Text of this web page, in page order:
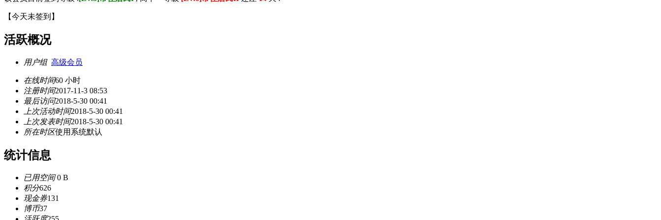
【今天未签到 】
活跃概况
用户组 高级会员
在线时间60 小时
注册时间2017-11-3 08:53
最后访问2018-5-30 00:41
上次活动时间2018-5-30 00:41
上次发表时间2018-5-30 00:41
所在时区使用系统默认
统计信息
已用空间0 B
积分626
现金券131
博币37